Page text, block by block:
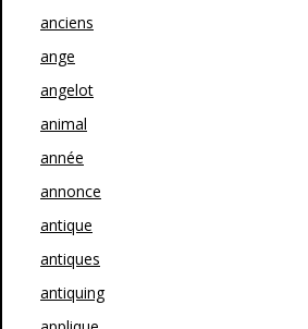
anciens
ange
angelot
animal
année
annonce
antique
antiques
antiquing